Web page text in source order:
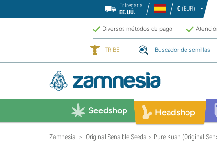
Entregar a
EE.UU.
€ (EUR)
Diversos métodos de pago
TRIBE Buscador de semillas
Seedshop Headshop
Zamnesia > Original Sensible Seeds > Pure Kush (Original